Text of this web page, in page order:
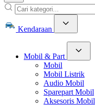
Kendaraan
Mobil & Part
Mobil
Mobil Listrik
Audio Mobil
Sparepart Mobil
Aksesoris Mobil